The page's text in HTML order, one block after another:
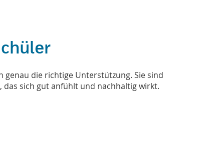
genau die richtige Unterstützung. Sie sind
das sich gut anfühlt und nachhaltig wirkt.